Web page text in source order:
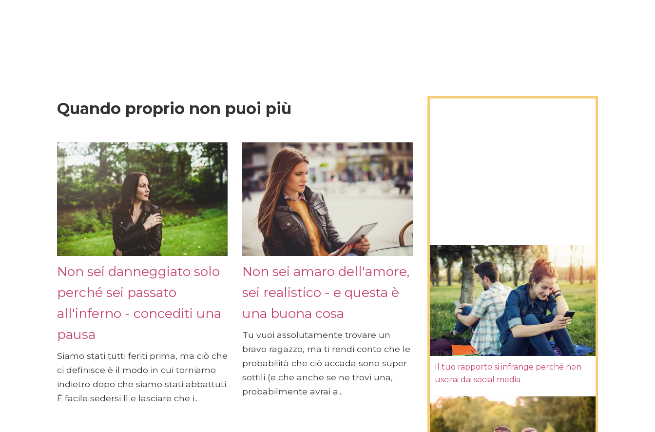
Quando proprio non puoi più
Non sei danneggiato solo
perché sei passato
all'inferno - concediti una
pausa
Siamo stati tutti feriti prima, ma ciò che
ci definisce è il modo in cui torniamo
indietro dopo che siamo stati abbattuti.
È facile sedersi lì e lasciare che i...
Non sei amaro dell'amore,
sei realistico - e questa è
una buona cosa
Tu vuoi assolutamente trovare un
bravo ragazzo, ma ti rendi conto che le
probabilità che ciò accada sono super
sottili (e che anche se ne trovi una,
probabilmente avrai a...
Il tuo rapporto si infrange perché non
uscirai dai social media